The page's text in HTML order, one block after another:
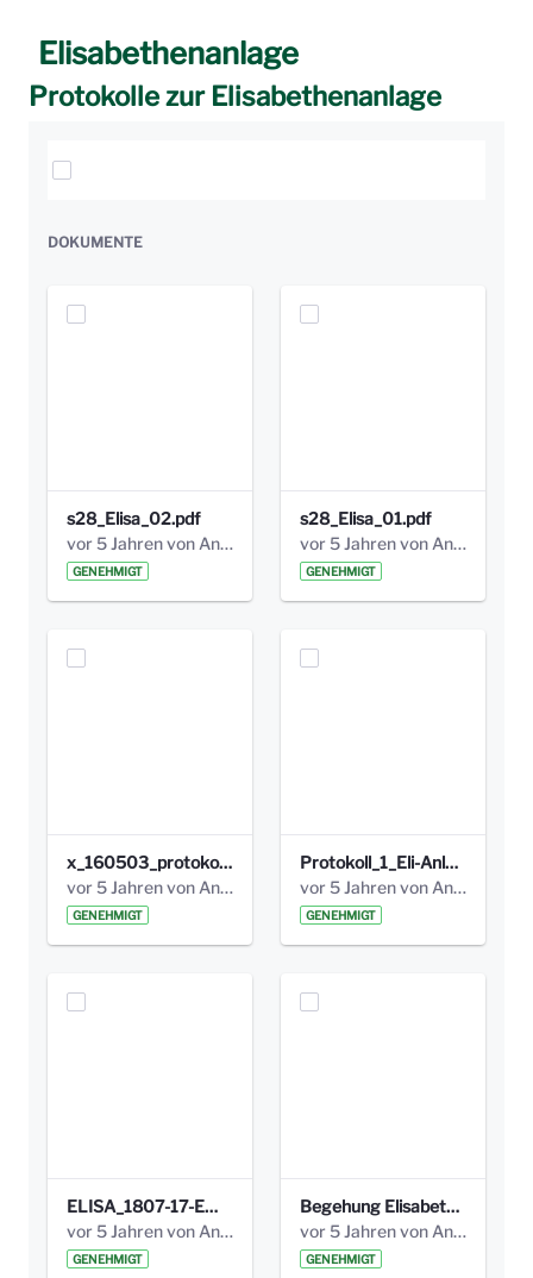
Elisabethenanlage
Protokolle zur Elisabethenanlage
Elemente auswählen
DOKUMENTE
s28_Elisa_02.pdf
vor 5 Jahren von Anni Schlumberger
GENEHMIGT
s28_Elisa_01.pdf
vor 5 Jahren von Anni Schlumberger
GENEHMIGT
x_160503_protokoll_infoabend.pdf
vor 5 Jahren von Anni Schlumberger
GENEHMIGT
Protokoll_1_Eli-Anlage_final.pdf
vor 5 Jahren von Anni Schlumberger
GENEHMIGT
ELISA_1807-17-EW_BEZIRK-kl_compressed.pdf
vor 5 Jahren von Anni Schlumberger
GENEHMIGT
Begehung Elisabethenanlage 1.8.17_Protokoll .pdf
vor 5 Jahren von Anni Schlumberger
GENEHMIGT